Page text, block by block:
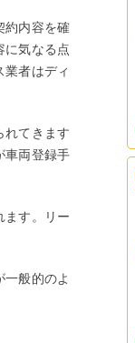
約内容を確
に気なる点
者はディ
れてきます
車両登録手
ます。リー
般的のよ